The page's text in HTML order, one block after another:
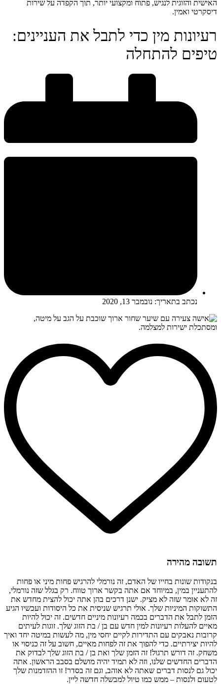
האישית והזוגית לנגיש, פתוח ומקצועי יותר, תוך הקפדה על שירות
דיסקרטי ואמין.
רעיונות מין כדי לתבל את העניינים:
טיפים להתחלה
נכתב בתאריך: נובמבר 13, 2020
תשובה מהירה
בנקודות שונות בחייו של האדם, זה נורמלי להרגיש פחות מיני או פחות
להתעניין במין, במיוחד אם אתה בקשר ארוך טווח. רק בגלל שזה נורמלי,
זה לא אומר שזה לא מציק. ישנן דרכים בהן אתה יכול להצית מחדש את
התשוקות המיניות שלך. אולי תרגיש שניסית את כל היסודות ועכשיו הגיע
הזמן לתבל את הדברים בכמה רעיונות מיניים חדשים. זה יכול להיות
מאיים להעלות רעיונות למין חדש עם בן / בת הזוג שלך. זוגות לעיתים
קרובות נאבקים עם התדירות לקיים יחסי מין, מה לעשות במיטה יחד ואיך
להיות יצירתיים. כדי להפוך את זה לפחות מאיים, חשוב על זה כניסוי או
משחק. זה דורש תרגול! זה הזמן שלך ואת בן / בת הזוג שלך לבדוק את
הדברים החדשים שלנו, וזה לא תמיד יהיה מושלם בסבב הראשון. אתה
יכול גם לנסות דברים שאתה לא אוהב, וגם זה בסדר! זו ההזדמנות שלך
לטעום ולנסות – ממש כמו טיול למבשלה חדשה ליין.